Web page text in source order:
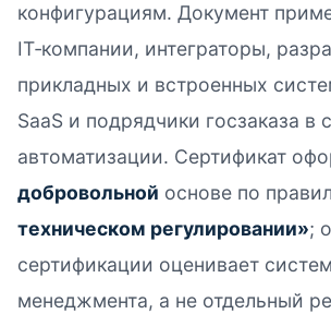
конфигурациям. Документ
IT‑компании, интеграторы,
прикладных и встроенных
SaaS и подрядчики госзаказа в
автоматизации. Сертификат
добровольной основе по
техническом регулировании»;
сертификации оценивает
менеджмента, а не отдельный